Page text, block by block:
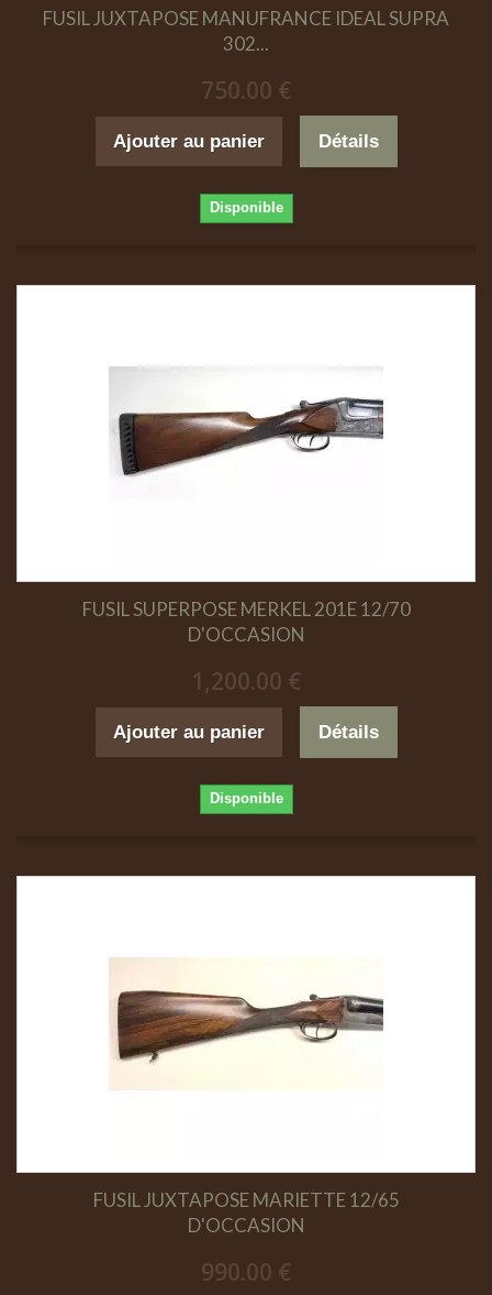
FUSIL JUXTAPOSE MANUFRANCE IDEAL SUPRA
302...
750.00 €
Ajouter au panier Détails
Disponible
FUSIL SUPERPOSE MERKEL 201E 12/70
D'OCCASION
1,200.00 €
Ajouter au panier Détails
Disponible
FUSIL JUXTAPOSE MARIETTE 12/65
D'OCCASION
990.00 €